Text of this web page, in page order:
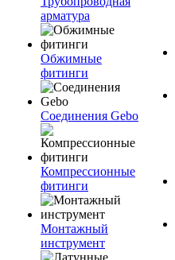
арматура
Обжимные
фитинги
Соединения Gebo
Компрессионные
фитинги
Монтажный
инструмент